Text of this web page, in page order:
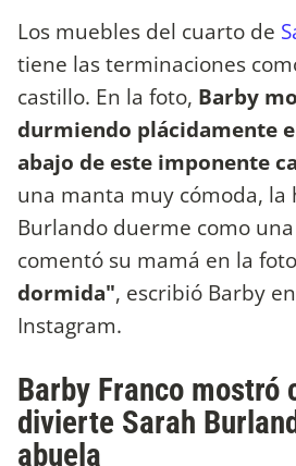
Los muebles del cuarto de
tiene las terminaciones
castillo. En la foto, Barby
durmiendo plácidamente
abajo de este imponente
una manta muy cómoda, la
Burlando duerme como
comentó su mamá en la
dormida", escribió Barby
Instagram.
Barby Franco mostró
divierte Sarah
abuela